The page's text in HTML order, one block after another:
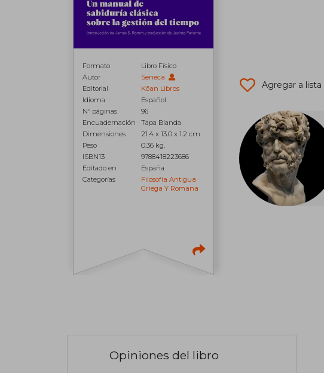
Formato
Libro Físico
Autor
Seneca
Editorial
Kōan Libros
Idioma
Español
N° páginas
96
Encuadernación
Tapa Blanda
Dimensiones
21.4 x 13.0 x 1.2 cm
Peso
0.36 kg.
ISBN13
9788418223686
Editado en
España
Categorías
Filosofía Antigua
Griega Y Romana
Agregar a
Opiniones del libro